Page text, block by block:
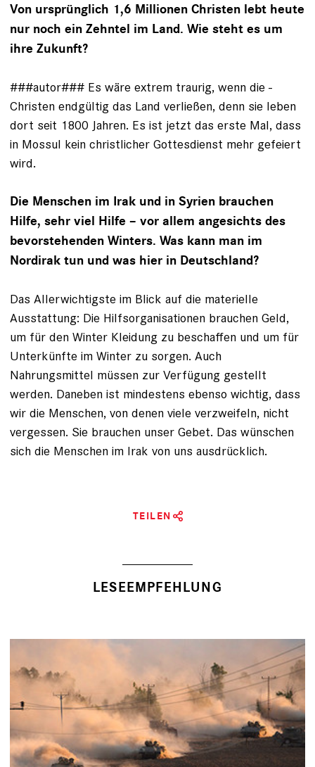
Von ursprünglich 1,6 Millionen Christen lebt heute
nur noch ein Zehntel im Land. Wie steht es um
ihre Zukunft?
###autor### Es wäre extrem traurig, wenn die ­
Christen endgültig das Land verließen, denn sie ­leben
dort seit 1800 Jahren. Es ist jetzt das erste Mal, dass
in Mossul kein christlicher Gottesdienst mehr gefeiert
wird.
Die Menschen im Irak und in Syrien ­brauchen
Hilfe, sehr viel Hilfe – vor allem angesichts des
bevorstehenden Winters. Was kann man im
Nordirak tun und was hier in Deutschland?
Das Allerwichtigste im Blick auf die mate­rielle
Ausstattung: Die Hilfsorganisa­tionen brauchen Geld,
um für den Winter Kleidung zu beschaffen und um für
Unter­künfte im Winter zu sorgen. Auch
Nahrungsmittel müssen zur Verfügung gestellt
werden. Daneben ist mindestens ebenso wichtig, dass
wir die Menschen, von denen viele verzweifeln, nicht
ver­gessen. Sie brauchen unser Gebet. Das wünschen
sich die Menschen im Irak von uns ausdrücklich.
TEILEN
LESEEMPFEHLUNG